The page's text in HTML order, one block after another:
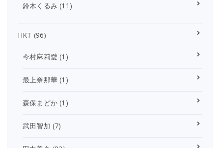
鈴木くるみ (11)
HKT (96)
今村麻莉愛 (1)
最上奈那華 (1)
森保まどか (1)
武田智加 (7)